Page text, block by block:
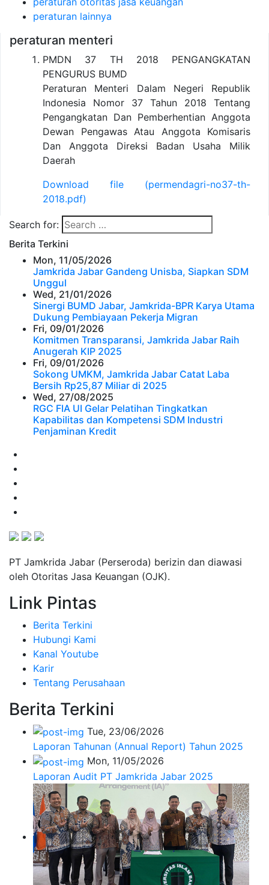
peraturan lainnya
peraturan menteri
PMDN 37 TH 2018 PENGANGKATAN
PENGURUS BUMD
Peraturan Menteri Dalam Negeri Republik
Indonesia Nomor 37 Tahun 2018 Tentang
Pengangkatan Dan Pemberhentian Anggota
Dewan Pengawas Atau Anggota Komisaris
Dan Anggota Direksi Badan Usaha Milik
Daerah
Download file (permendagri-no37-th-
2018.pdf)
Search for:
Berita Terkini
Mon, 11/05/2026
Jamkrida Jabar Gandeng Unisba, Siapkan SDM
Unggul
Wed, 21/01/2026
Sinergi BUMD Jabar, Jamkrida-BPR Karya Utama
Dukung Pembiayaan Pekerja Migran
Fri, 09/01/2026
Komitmen Transparansi, Jamkrida Jabar Raih
Anugerah KIP 2025
Fri, 09/01/2026
Sokong UMKM, Jamkrida Jabar Catat Laba
Bersih Rp25,87 Miliar di 2025
Wed, 27/08/2025
RGC FIA UI Gelar Pelatihan Tingkatkan
Kapabilitas dan Kompetensi SDM Industri
Penjaminan Kredit
PT Jamkrida Jabar (Perseroda) berizin dan diawasi
oleh Otoritas Jasa Keuangan (OJK).
Link Pintas
Berita Terkini
Hubungi Kami
Kanal Youtube
Karir
Tentang Perusahaan
Berita Terkini
Tue, 23/06/2026
Laporan Tahunan (Annual Report) Tahun 2025
Mon, 11/05/2026
Laporan Audit PT Jamkrida Jabar 2025